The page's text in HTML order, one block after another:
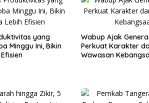
yang
Minggu Ini, Bikin
Wabup Ajak
Perkuat Karakter
Wawasan